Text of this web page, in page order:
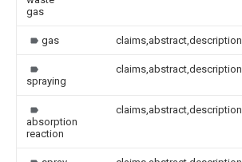
gas
gas claims,abstract,description
spraying
claims,abstract,description
absorption
reaction
claims,abstract,description